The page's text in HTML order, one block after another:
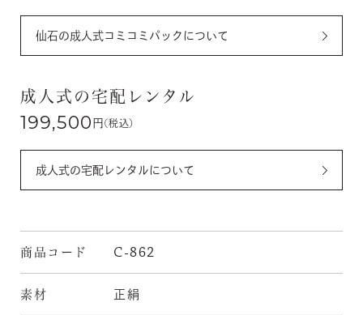
仙石の成人式コミコミパックについて
成人式の宅配レンタル
199,500 円 (税込)
成人式の宅配レンタルについて
商品コード C-862
素材 正絹